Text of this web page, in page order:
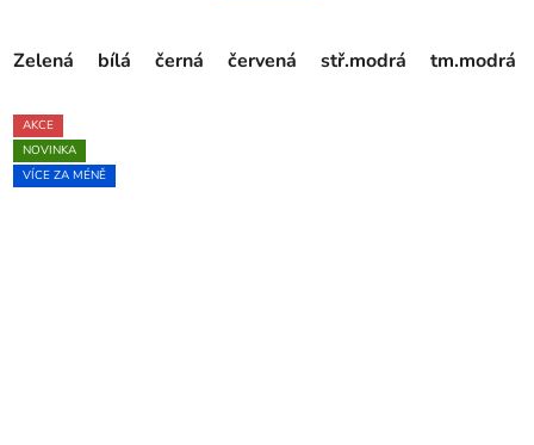
Zelená bílá černá červená stř.modrá tm.modrá
AKCE
NOVINKA
VÍCE ZA MÉNĚ